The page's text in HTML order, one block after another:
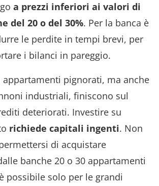
a prezzi inferiori ai valori di
del 20 o del 30%. Per la banca è
le perdite in tempi brevi, per
i bilanci in pareggio.
pignorati, ma anche
industriali, finiscono sul
deteriorati. Investire su
richiede capitali ingenti. Non
di acquistare
banche 20 o 30 appartamenti
possibile solo per le grandi